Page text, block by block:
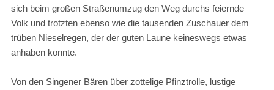
sich beim großen Straßenumzug den Weg durchs feiernde
Volk und trotzten ebenso wie die tausenden Zuschauer dem
trüben Nieselregen, der der guten Laune keineswegs etwas
anhaben konnte.
Von den Singener Bären über zottelige Pfinztrolle, lustige